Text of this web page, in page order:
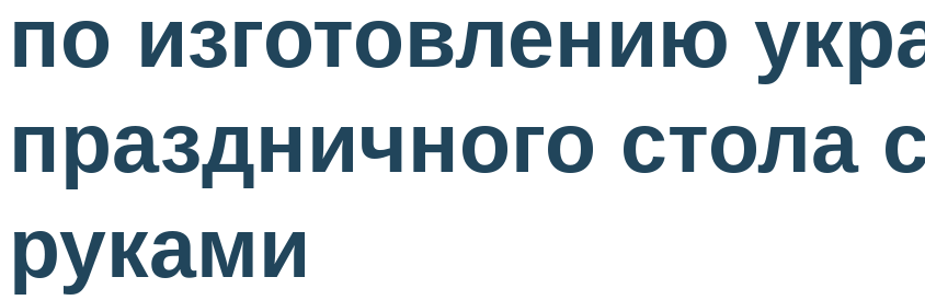
по изготовлению
праздничного стола
руками